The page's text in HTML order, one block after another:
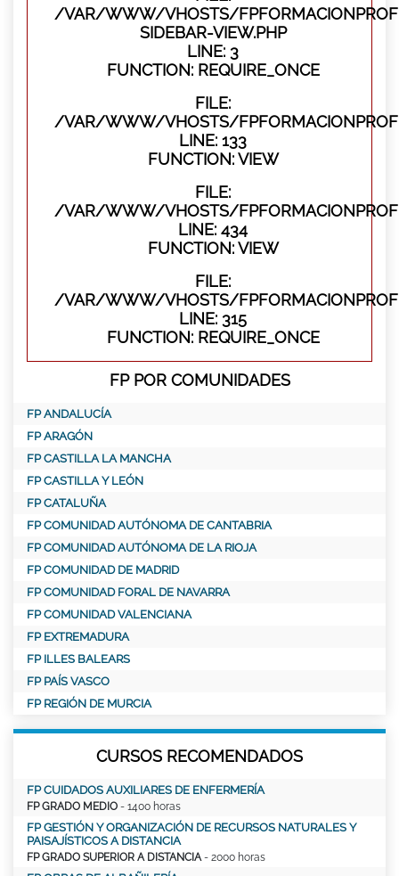
/VAR/WWW/VHOSTS/
SIDEBAR-VIEW.PHP
LINE: 3
FUNCTION: REQUIRE_ONCE
FILE:
/VAR/WWW/VHOSTS/
LINE: 133
FUNCTION: VIEW
FILE:
/VAR/WWW/VHOSTS/
LINE: 434
FUNCTION: VIEW
FILE:
/VAR/WWW/VHOSTS/
LINE: 315
FUNCTION: REQUIRE_ONCE
FP POR COMUNIDADES
FP ANDALUCÍA
FP ARAGÓN
FP CASTILLA LA MANCHA
FP CASTILLA Y LEÓN
FP CATALUÑA
FP COMUNIDAD AUTÓNOMA DE CANTABRIA
FP COMUNIDAD AUTÓNOMA DE LA RIOJA
FP COMUNIDAD DE MADRID
FP COMUNIDAD FORAL DE NAVARRA
FP COMUNIDAD VALENCIANA
FP EXTREMADURA
FP ILLES BALEARS
FP PAÍS VASCO
FP REGIÓN DE MURCIA
CURSOS RECOMENDADOS
FP CUIDADOS AUXILIARES DE ENFERMERÍA
FP GRADO MEDIO - 1400 horas
FP GESTIÓN Y ORGANIZACIÓN DE RECURSOS NATURALES Y
PAISAJÍSTICOS A DISTANCIA
FP GRADO SUPERIOR A DISTANCIA- 2000 horas